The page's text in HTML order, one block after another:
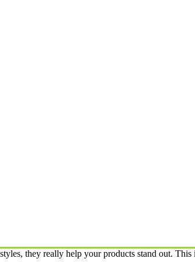
they really help your products stand out.